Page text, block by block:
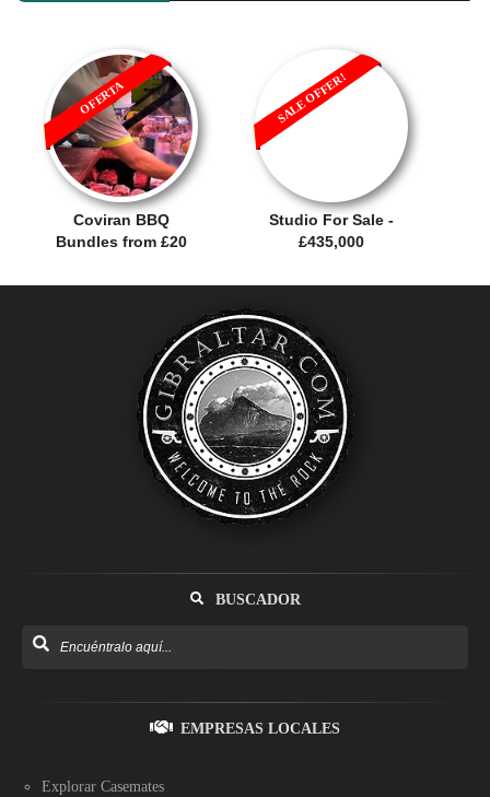
Coviran BBQ
Bundles from £20
OFERTA
Studio For Sale -
£435,000
SALE OFFER!
BUSCADOR
EMPRESAS LOCALES
Explorar Casemates